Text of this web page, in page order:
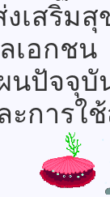
งเสริ
เอกช
นปัจจุ
ะการใ